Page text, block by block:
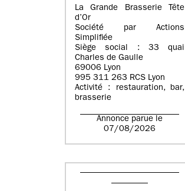
La Grande Brasserie Tête
d’Or
Société par Actions
Simplifiée
Siège social : 33 quai
Charles de Gaulle
69006 Lyon
995 311 263 RCS Lyon
Activité : restauration, bar,
brasserie
Annonce parue le
07/08/2026